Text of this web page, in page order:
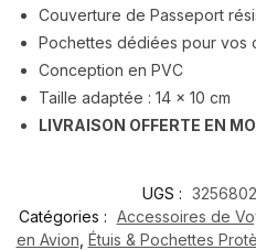
Couverture de Passeport
Pochettes dédiées pour vos
Conception en PVC
Taille adaptée : 14 x 10 cm
LIVRAISON OFFERTE EN
UGS :
Catégories : Accessoires de
en Avion Étuis & Pochettes